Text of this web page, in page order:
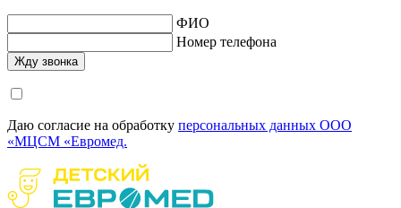
ФИО
Номер телефона
Даю согласие на обработку персональных данных ООО
«МЦСМ «Евромед.